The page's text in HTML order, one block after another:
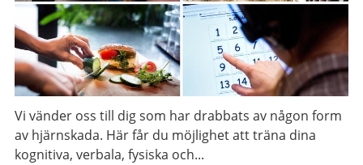
Vi vänder oss till dig som har drabbats av någon form
av hjärnskada. Här får du möjlighet att träna dina
kognitiva, verbala, fysiska och...